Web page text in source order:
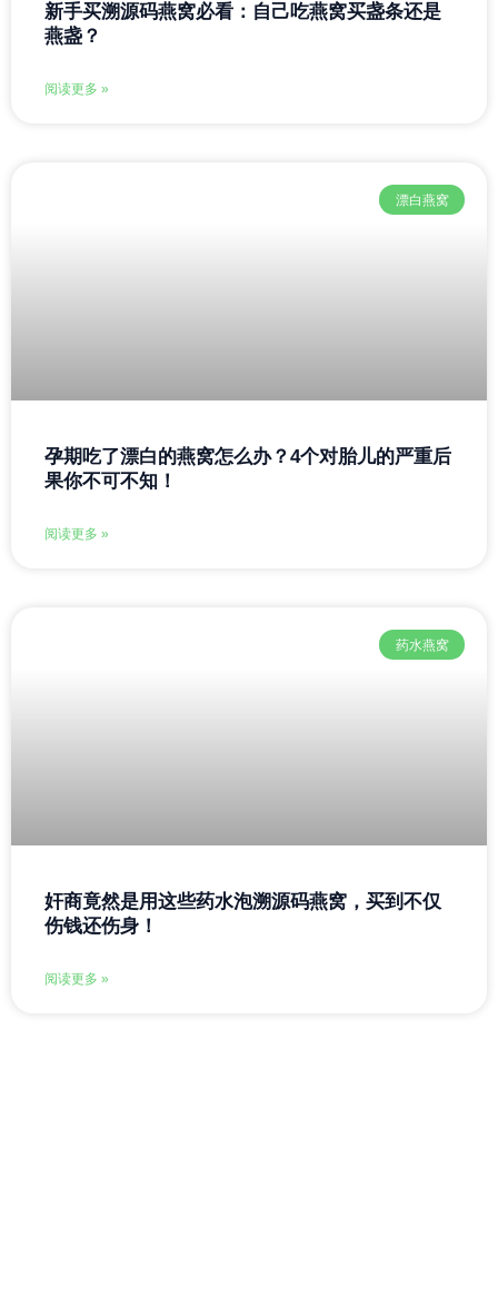
新手买溯源码燕窝必看：自己吃燕窝买盏条还是
燕盏？
阅读更多 »
漂白燕窝
孕期吃了漂白的燕窝怎么办？4个对胎儿的严重后
果你不可不知！
阅读更多 »
药水燕窝
奸商竟然是用这些药水泡溯源码燕窝，买到不仅
伤钱还伤身！
阅读更多 »